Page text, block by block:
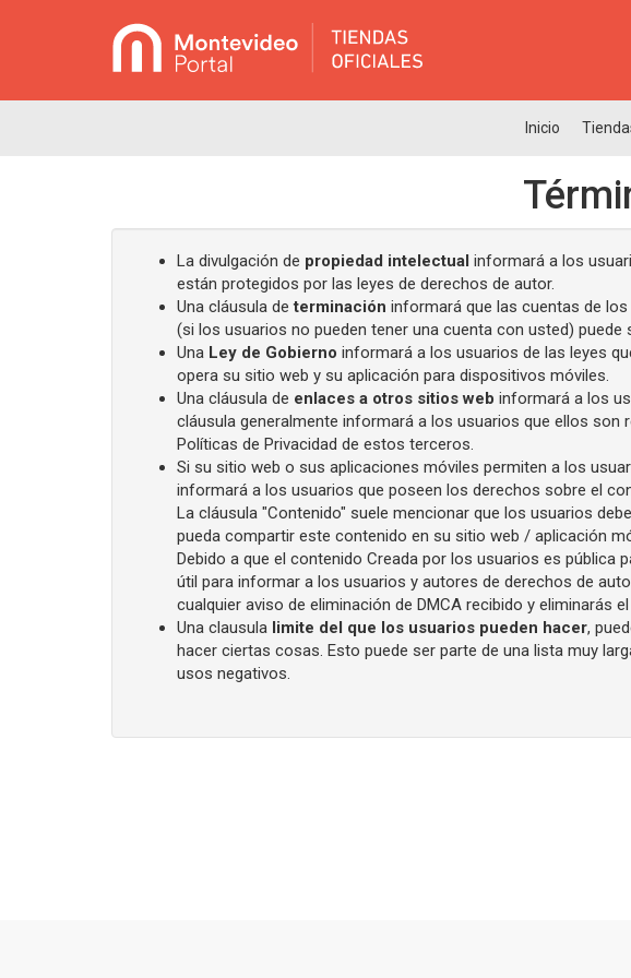
Inicio
La divulgación de propiedad intelectual informará a los
están protegidos por las leyes de derechos de autor.
Una cláusula determinación informará que las cuentas de
(si los usuarios no pueden tener una cuenta con usted)
Una Ley de Gobierno informará a los usuarios de las leyes
opera su sitio web y su aplicación para dispositivos móviles.
Una cláusula de enlaces a otros sitios web informará a los
cláusula generalmente informará a los usuarios que ellos
Políticas de Privacidad de estos terceros.
Si su sitio web o sus aplicaciones móviles permiten a los
informará a los usuarios que poseen los derechos sobre el
La cláusula "Contenido" suele mencionar que los usuarios
pueda compartir este contenido en su sitio web / aplicación
Debido a que el contenido Creada por los usuarios es
útil para informar a los usuarios y autores de derechos de
cualquier aviso de eliminación de DMCA recibido y eliminarás
Una clausula limite del que los usuarios pueden hacer,
hacer ciertas cosas. Esto puede ser parte de una lista muy
usos negativos.